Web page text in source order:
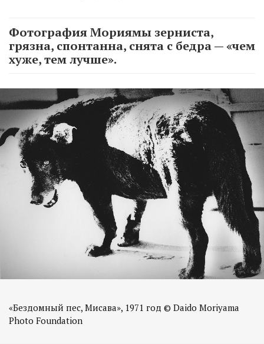
Фотография Мориямы зерниста,
грязна, спонтанна, снята с бедра — «чем
хуже, тем лучше».
«Бездомный пес, Мисава», 1971 год © Daido Moriyama